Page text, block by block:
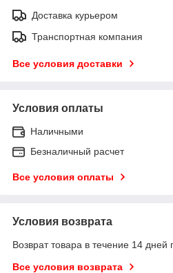
Доставка курьером
Транспортная компания
Все условия доставки
Условия оплаты
Наличными
Безналичный расчет
Все условия оплаты
Условия возврата
Возврат товара в течение 14 дней
Все условия возврата